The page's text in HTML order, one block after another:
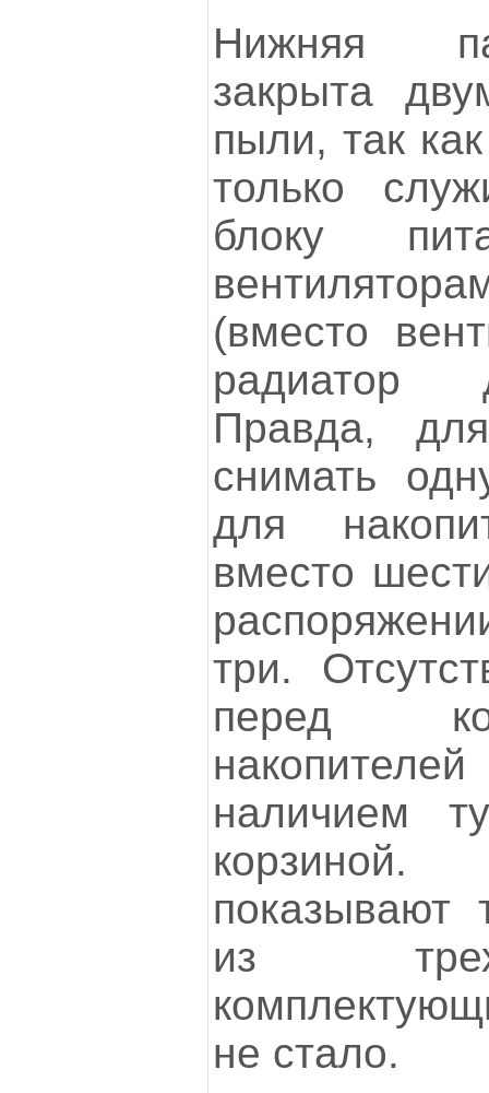
Нижняя
закрыта
пыли, так
только
блоку
(вместо
радиатор
Правда,
снимать
для
вместо
три.
перед
наличием
показывают
из
не стало.